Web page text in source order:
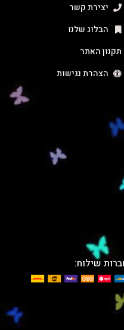
יצירת קשר
הבלוג שלנו
תקנון האתר
הצהרת נגישות
שילוח: